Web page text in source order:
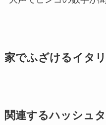
家でふざけるイタ
関連するハッシュ